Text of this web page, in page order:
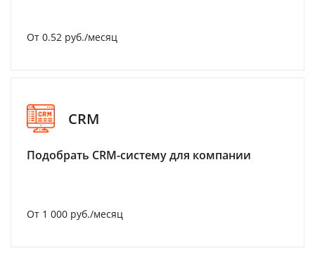
От 0.52 руб./месяц
CRM
Подобрать CRM-систему для компании
От 1 000 руб./месяц